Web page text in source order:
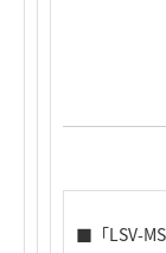
■「LSV-